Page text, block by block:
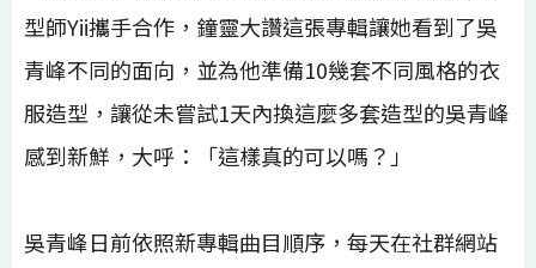
型師Yii攜手合作，鐘靈大讚這張專輯讓她看到了吳
青峰不同的面向，並為他準備10幾套不同風格的衣
服造型，讓從未嘗試1天內換這麼多套造型的吳青峰
感到新鮮，大呼：「這樣真的可以嗎？」
吳青峰日前依照新專輯曲目順序，每天在社群網站